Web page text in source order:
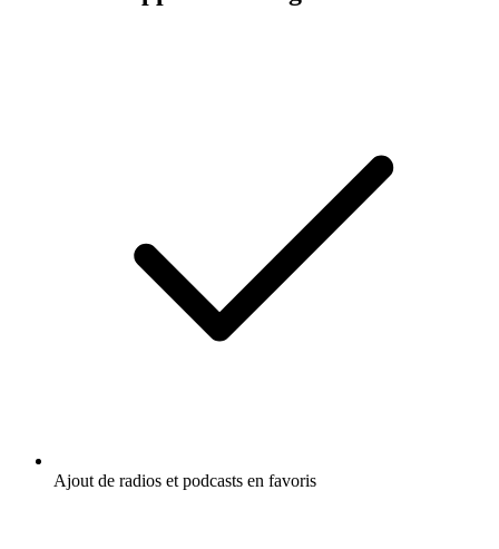
Ajout de radios et podcasts en favoris